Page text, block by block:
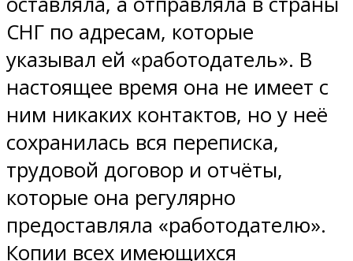
СНГ по адресам, которые
указывал ей «работодатель». В
настоящее время она не имеет с
ним никаких контактов, но у неё
сохранилась вся переписка,
трудовой договор и отчёты,
которые она регулярно
предоставляла «работодателю».
Копии всех имеющихся